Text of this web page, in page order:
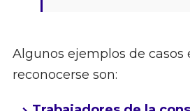
Algunos ejemplos de casos
reconocerse son: